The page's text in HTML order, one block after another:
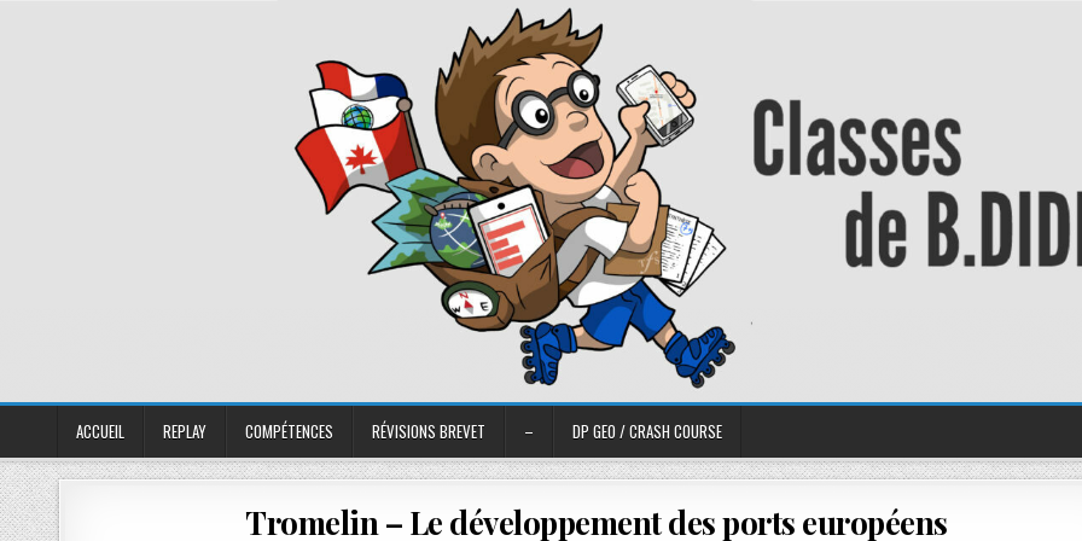
ACCUEIL REPLAY COMPÉTENCES RÉVISIONS BREVET – DP GEO / CRASH COURSE
Tromelin – Le développement des ports européens